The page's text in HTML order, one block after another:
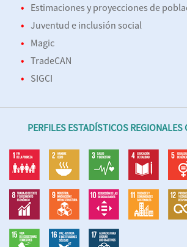
Estimaciones y proyecciones de
Juventud e inclusión social
Magic
TradeCAN
SIGCI
PERFILES ESTADÍSTICOS REGIONALES